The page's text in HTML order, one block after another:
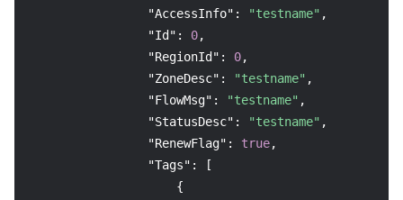
"AccessInfo" : "testname" ,
"Id" : 0,
"RegionId" : 0,
"ZoneDesc" : "testname" ,
"FlowMsg" : "testname" ,
"StatusDesc" : "testname" ,
"RenewFlag" : true,
"Tags" :
[
{